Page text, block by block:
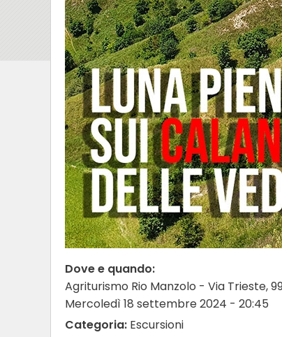
Dove e quando:
Agriturismo Rio Manzolo - Via Trieste,
Mercoledì 18 settembre 2024 - 20:45
Categoria: Escursioni